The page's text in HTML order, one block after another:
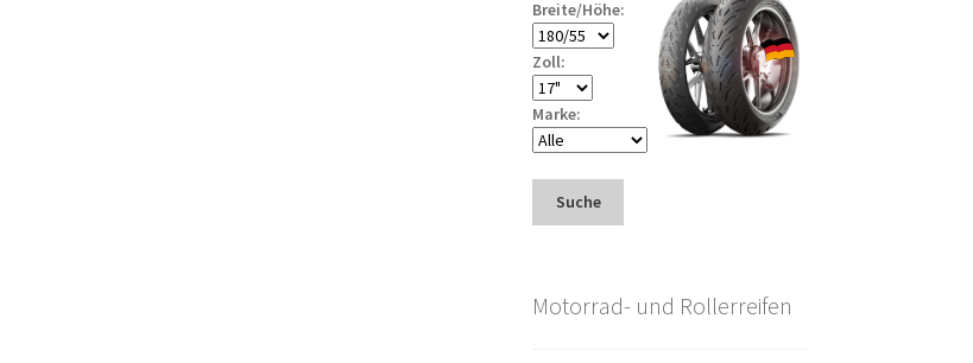
Breite/Höhe:
Zoll:
Marke:
Suche
Motorrad- und Rollerreifen